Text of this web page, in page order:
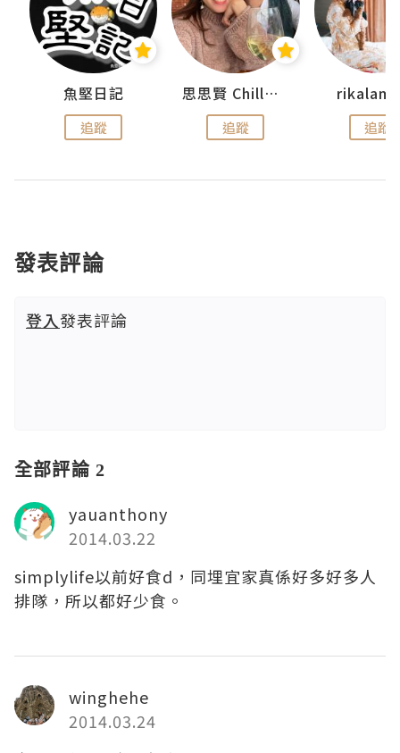
魚堅日記
追蹤
思思賢 ChillMyBabe
追蹤 追蹤
發表評論
登入發表評論
全部評論 2
yauanthony
2014.03.22
simplylife以前好食d，同埋宜家真係好多好多人
排隊，所以都好少食。
winghehe
2014.03.24